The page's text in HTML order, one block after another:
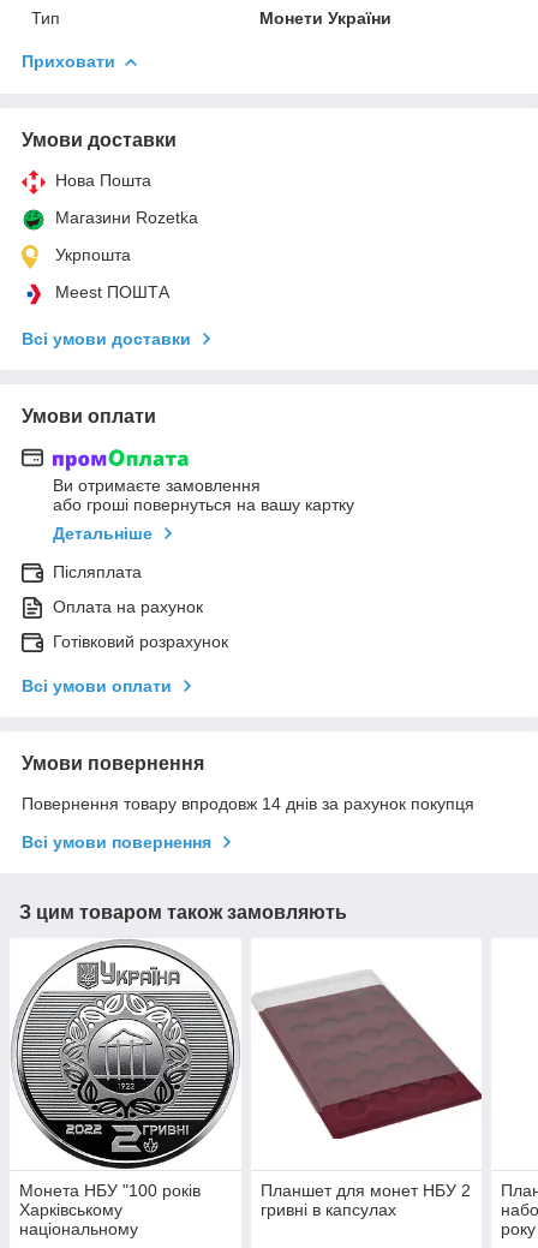
Тип
Монети України
Приховати
Умови доставки
Нова Пошта
Магазини Rozetka
Укрпошта
Meest ПОШТА
Всі умови доставки
Умови оплати
Ви отримаєте замовлення
або гроші повернуться на вашу картку
Детальніше
Післяплата
Оплата на рахунок
Готівковий розрахунок
Всі умови оплати
Умови повернення
Повернення товару впродовж 14 днів за рахунок покупця
Всі умови повернення
З цим товаром також замовляють
Монета НБУ "100 років
Харківському
національному
Планшет для монет НБУ 2
гривні в капсулах